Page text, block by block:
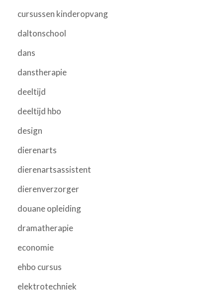
cursussen kinderopvang
daltonschool
dans
danstherapie
deeltijd
deeltijd hbo
design
dierenarts
dierenartsassistent
dierenverzorger
douane opleiding
dramatherapie
economie
ehbo cursus
elektrotechniek